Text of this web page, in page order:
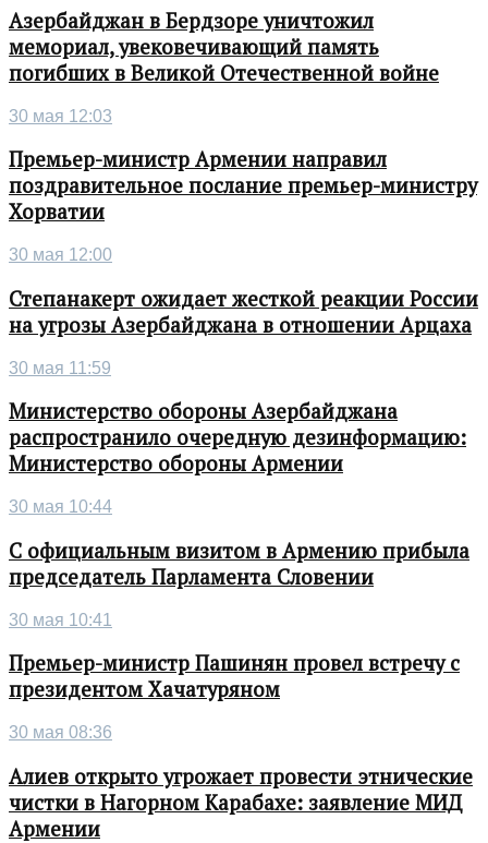
Азербайджан в Бердзоре уничтожил
мемориал, увековечивающий память
погибших в Великой Отечественной войне
30 мая 12:03
Премьер-министр Армении направил
поздравительное послание премьер-министру
Хорватии
30 мая 12:00
Степанакерт ожидает жесткой реакции России
на угрозы Азербайджана в отношении Арцаха
30 мая 11:59
Министерство обороны Азербайджана
распространило очередную дезинформацию:
Министерство обороны Армении
30 мая 10:44
С официальным визитом в Армению прибыла
председатель Парламента Словении
30 мая 10:41
Премьер-министр Пашинян провел встречу с
президентом Хачатуряном
30 мая 08:36
Алиев открыто угрожает провести этнические
чистки в Нагорном Карабахе: заявление МИД
Армении